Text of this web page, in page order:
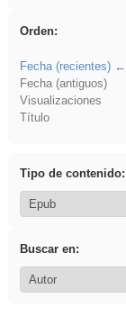
Orden:
Fecha (recientes)
Fecha (antiguos)
Visualizaciones
Título
Tipo de contenido:
Buscar en: